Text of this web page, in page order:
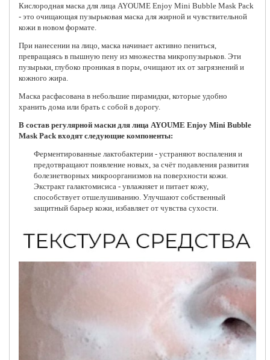
Кислородная маска для лица AYOUME Enjoy Mini Bubble Mask Pack
- это очищающая пузырьковая маска для жирной и чувствительной
кожи в новом формате.
При нанесении на лицо, маска начинает активно пениться,
превращаясь в пышную пену из множества микропузырьков. Эти
пузырьки, глубоко проникая в поры, очищают их от загрязнений и
кожного жира.
Маска расфасована в небольшие пирамидки, которые удобно
хранить дома или брать с собой в дорогу.
В состав регулярной маски для лица AYOUME Enjoy Mini Bubble
Mask Pack входят следующие компоненты:
Ферментированные лактобактерии - устраняют воспаления и
предотвращают появление новых, за счёт подавления развития
болезнетворных микроорганизмов на поверхности кожи.
Экстракт галактомисиса - увлажняет и питает кожу,
способствует отшелушиванию. Улучшают собственный
защитный барьер кожи, избавляет от чувства сухости.